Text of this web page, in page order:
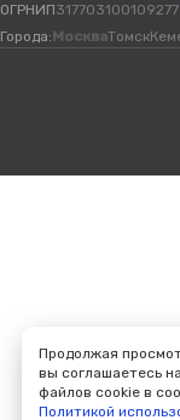
ОГРНИП317703100109277
Города: МоскваТомск
Продолжая
вы соглашаетесь
файлов cookie в
Политикой